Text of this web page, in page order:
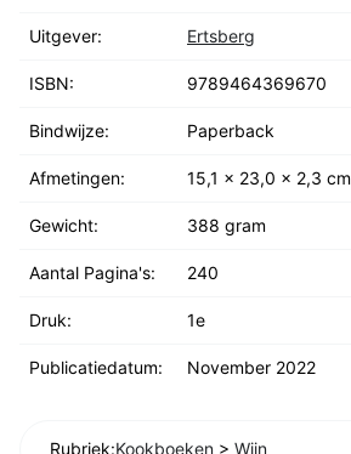
Uitgever: Ertsberg
ISBN: 9789464369670
Bindwijze: Paperback
Afmetingen: 15,1 x 23,0 x 2,3 cm
Gewicht: 388 gram
Aantal Pagina's: 240
Druk: 1e
Publicatiedatum: November 2022
Rubriek:Kookboeken > Wijn